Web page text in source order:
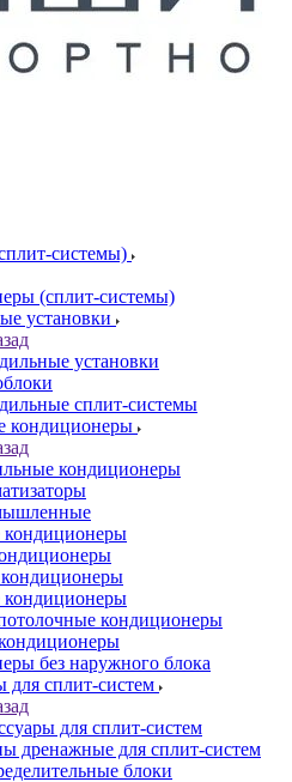
системы)
(сплит-системы)
установки
установки
сплит-системы
кондиционеры
кондиционеры
кондиционеры
кондиционеры
кондиционеры
без наружного блока
для сплит-систем
для сплит-систем
дренажные для сплит-систем
блоки